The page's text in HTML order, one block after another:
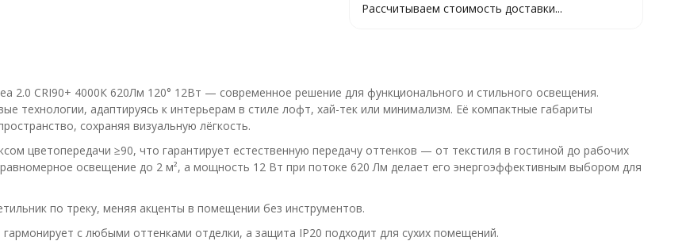
Рассчитываем стоимость доставки...
2.0 CRI90+ 4000К 620Лм 120° 12Вт — современное решение для функционального и стильного освещения.
технологии, адаптируясь к интерьерам в стиле лофт, хай-тек или минимализм. Её компактные габариты
сохраняя визуальную лёгкость.
цветопередачи ≥90, что гарантирует естественную передачу оттенков — от текстиля в гостиной до рабочих
равномерное освещение до 2 м², а мощность 12 Вт при потоке 620 Лм делает его энергоэффективным выбором для
по треку, меняя акценты в помещении без инструментов.
с любыми оттенками отделки, а защита IP20 подходит для сухих помещений.